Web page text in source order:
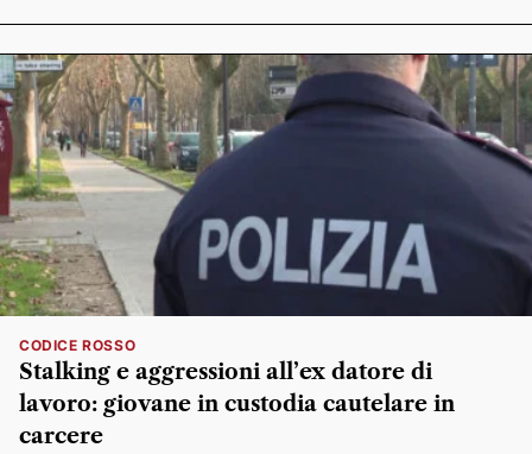
CODICE ROSSO
Stalking e aggressioni all’ex datore di
lavoro: giovane in custodia cautelare in
carcere